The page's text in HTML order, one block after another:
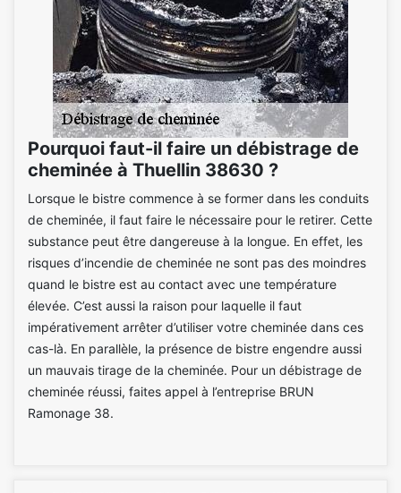
Pourquoi faut-il faire un débistrage de
cheminée à Thuellin 38630 ?
Lorsque le bistre commence à se former dans les conduits
de cheminée, il faut faire le nécessaire pour le retirer. Cette
substance peut être dangereuse à la longue. En effet, les
risques d’incendie de cheminée ne sont pas des moindres
quand le bistre est au contact avec une température
élevée. C’est aussi la raison pour laquelle il faut
impérativement arrêter d’utiliser votre cheminée dans ces
cas-là. En parallèle, la présence de bistre engendre aussi
un mauvais tirage de la cheminée. Pour un débistrage de
cheminée réussi, faites appel à l’entreprise BRUN
Ramonage 38.